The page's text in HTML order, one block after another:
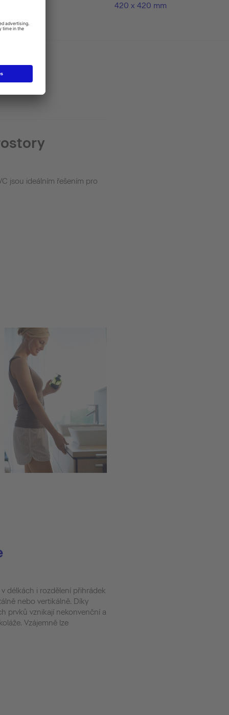
420 x 420 mm
jsou ideálním řešením pro
délkách i rozdělení přihrádek
nebo vertikálně. Díky
prvků vznikají nekonvenční a
Vzájemně lze